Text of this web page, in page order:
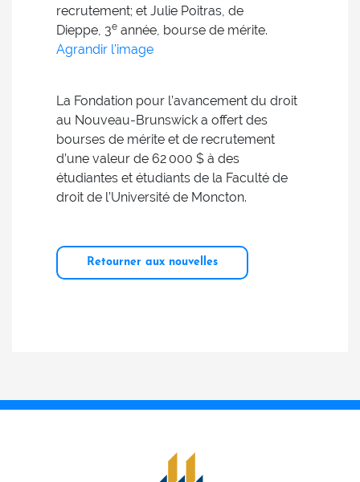
recrutement; et Julie Poitras, de
Dieppe, 3e année, bourse de mérite.
Agrandir l'image
La Fondation pour l’avancement du droit
au Nouveau-Brunswick a offert des
bourses de mérite et de recrutement
d’une valeur de 62 000 $ à des
étudiantes et étudiants de la Faculté de
droit de l’Université de Moncton.
Retourner aux nouvelles